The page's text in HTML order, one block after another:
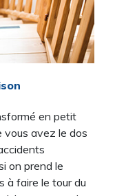
en petit
vous avez le dos
on prend le
à faire le tour du